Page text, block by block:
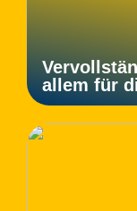
allem für